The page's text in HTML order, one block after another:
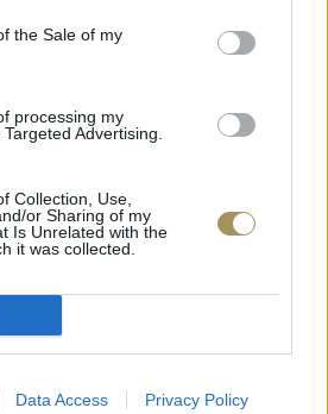
the Sale of my
processing my
Advertising.
Collection, Use,
or Sharing of my
Is Unrelated with the
it was collected.
Data Access Privacy Policy